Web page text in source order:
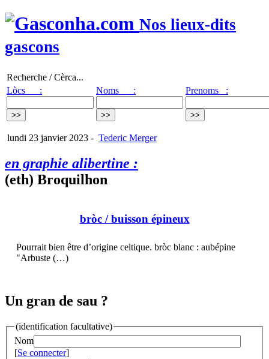
Nos lieux-dits
gascons
Recherche / Cèrca...
Lòcs :
Noms : Prenoms :
lundi 23 janvier 2023 - Tederic Merger
en graphie alibertine :
(eth) Broquilhon
bròc/ buisson épineux
Pourrait bien être d’origine celtique. bròc blanc : aubépine
"Arbuste (…)
Un gran de sau ?
(identification facultative)
Nom
[Se connecter]